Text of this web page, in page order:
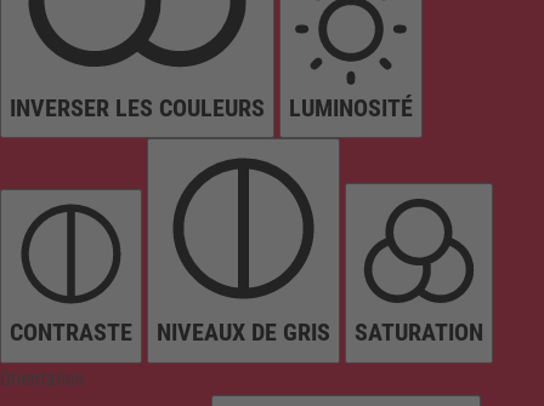
INVERSER LES COULEURS LUMINOSITÉ
CONTRASTE NIVEAUX DE GRIS SATURATION
Orientation